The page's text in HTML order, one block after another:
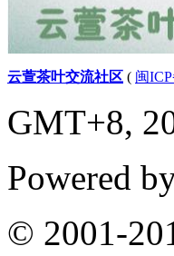
云萱茶叶交流社区 ( 闽
GMT+8,
Powered
© 2001-